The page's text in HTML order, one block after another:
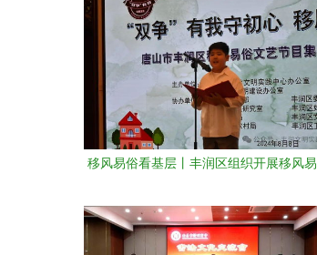
移风易俗看基层丨丰润区组织开展移风易